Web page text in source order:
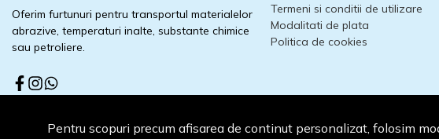
Oferim furtunuri pentru transportul materialelor
abrazive, temperaturi inalte, substante chimice
sau petroliere.
Termeni si conditii de utilizare
Modalitati de plata
Politica de cookies
Pentru scopuri precum afisarea de continut personalizat, folosim